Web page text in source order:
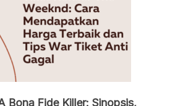
Bona Fide Killer: Sinopsis,